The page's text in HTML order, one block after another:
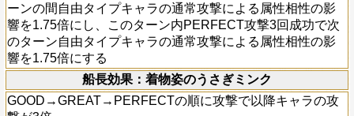
ーンの間自由タイプキャラの通常攻撃による属性相性の影
響を1.75倍にし、このターン内PERFECT攻撃3回成功で次
のターン自由タイプキャラの通常攻撃による属性相性の影
響を1.75倍にする
船長効果：着物姿のうさぎミンク
GOOD→GREAT→PERFECTの順に攻撃で以降キャラの攻